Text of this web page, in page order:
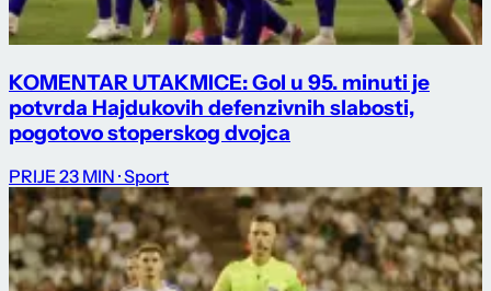
KOMENTAR UTAKMICE: Gol u 95. minuti je
potvrda Hajdukovih defenzivnih slabosti,
pogotovo stoperskog dvojca
PRIJE 23 MIN · Sport